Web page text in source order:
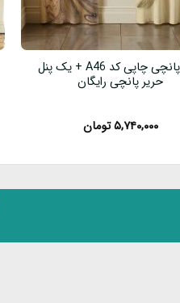
پرده پانچی چاپی کد A46 + یک پنل
حریر پانچی رایگان
۵,۷۴۰,۰۰۰تومان